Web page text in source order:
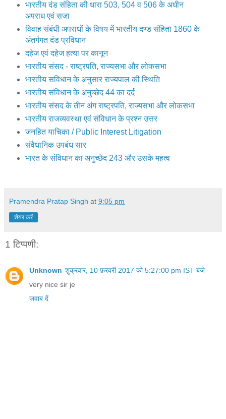
भारतीय दंड संहिता की धारा 503, 504 व 506 के अधीन
अपराध एवं सजा
विवाह संबंधी अपराधों के विषय में भारतीय दण्ड संहिता 1860 के
अंतर्गगत दंड प्रविधान
दहेज एवं दहेज हत्या पर कानून
भारतीय संसद - राष्ट्रपति, राज्यसभा और लोकसभा
भारतीय सविधान के अनुसार राज्यपाल की स्थिति
भारतीय संविधान के अनुच्छेद 44 का दर्द
भारतीय संसद के तीन अंग राष्ट्रपति, राज्यसभा और लोकसभा
भारतीय राजव्यवस्था एवं संविधान के प्रश्न उत्तर
जनहित याचिका / Public Interest Litigation
संवैधानिक उपबंध सार
भारत के संविधान का अनुच्छेद 243 और उसके महत्व
Pramendra Pratap Singh at 9:05 pm
शेयर करें
1 टिप्पणी:
Unknown शुक्रवार, 10 फ़रवरी 2017 को 5:27:00 pm IST बजे
very nice sir je
जवाब दें